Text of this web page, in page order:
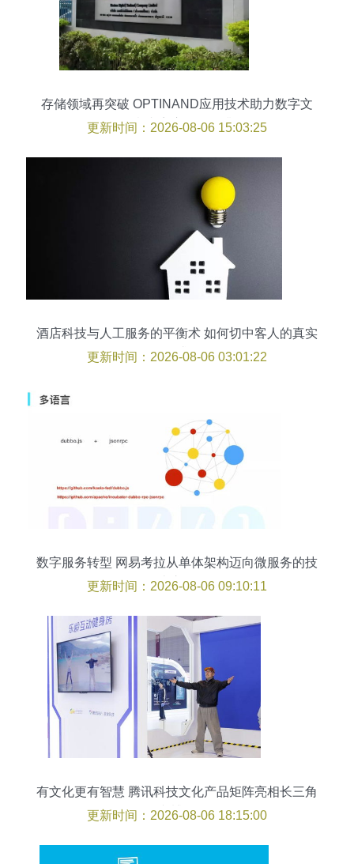
存储领域再突破 OPTINAND应用技术助力数字文
化创意内容应用服务升级
更新时间：2026-08-06 15:03:25
酒店科技与人工服务的平衡术 如何切中客人的真实
需求
更新时间：2026-08-06 03:01:22
数字服务转型 网易考拉从单体架构迈向微服务的技
术之路
更新时间：2026-08-06 09:10:11
有文化更有智慧 腾讯科技文化产品矩阵亮相长三角
文博会
更新时间：2026-08-06 18:15:00